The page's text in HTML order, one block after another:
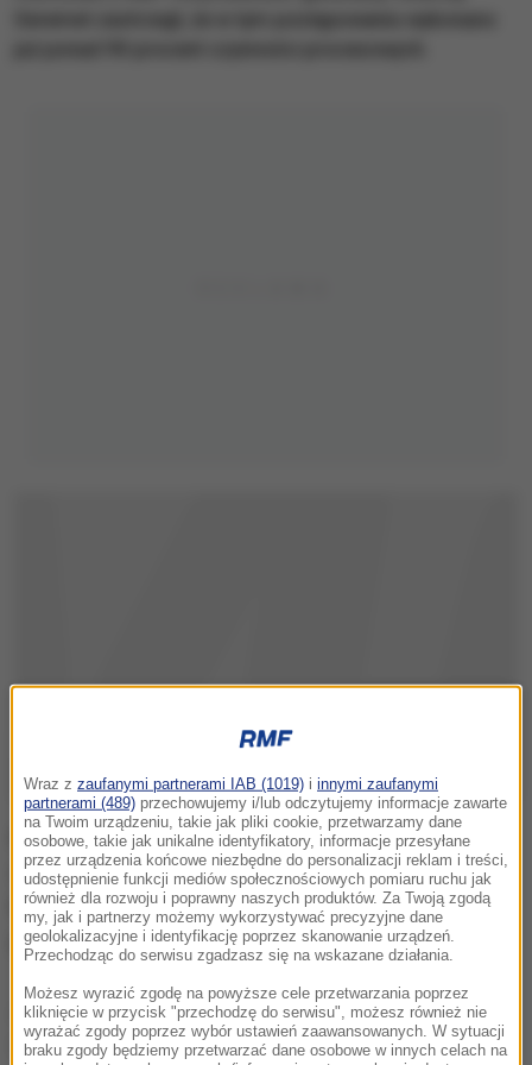
Biegli z Wrocławia nie zdążą z uzupełniającymi
ekspertyzami genetycznymi i medycznymi ofiar
katastrofy. Dlatego wiosną szykuje się kolejne
przedłużenie śledztwa.
Zdecydowana większość czynności procesowych w
tym śledztwie została wykonana. Ja już miałem
Wraz z zaufanymi partnerami IAB (1019) i innymi zaufanymi
partnerami (489) przechowujemy i/lub odczytujemy informacje zawarte
na Twoim urządzeniu, takie jak pliki cookie, przetwarzamy dane
osobowe, takie jak unikalne identyfikatory, informacje przesyłane
przez urządzenia końcowe niezbędne do personalizacji reklam i treści,
udostępnienie funkcji mediów społecznościowych pomiaru ruchu jak
również dla rozwoju i poprawny naszych produktów. Za Twoją zgodą
my, jak i partnerzy możemy wykorzystywać precyzyjne dane
geolokalizacyjne i identyfikację poprzez skanowanie urządzeń.
Przechodząc do serwisu zgadzasz się na wskazane działania.
Możesz wyrazić zgodę na powyższe cele przetwarzania poprzez
kliknięcie w przycisk "przechodzę do serwisu", możesz również nie
wyrażać zgody poprzez wybór ustawień zaawansowanych. W sytuacji
braku zgody będziemy przetwarzać dane osobowe w innych celach na